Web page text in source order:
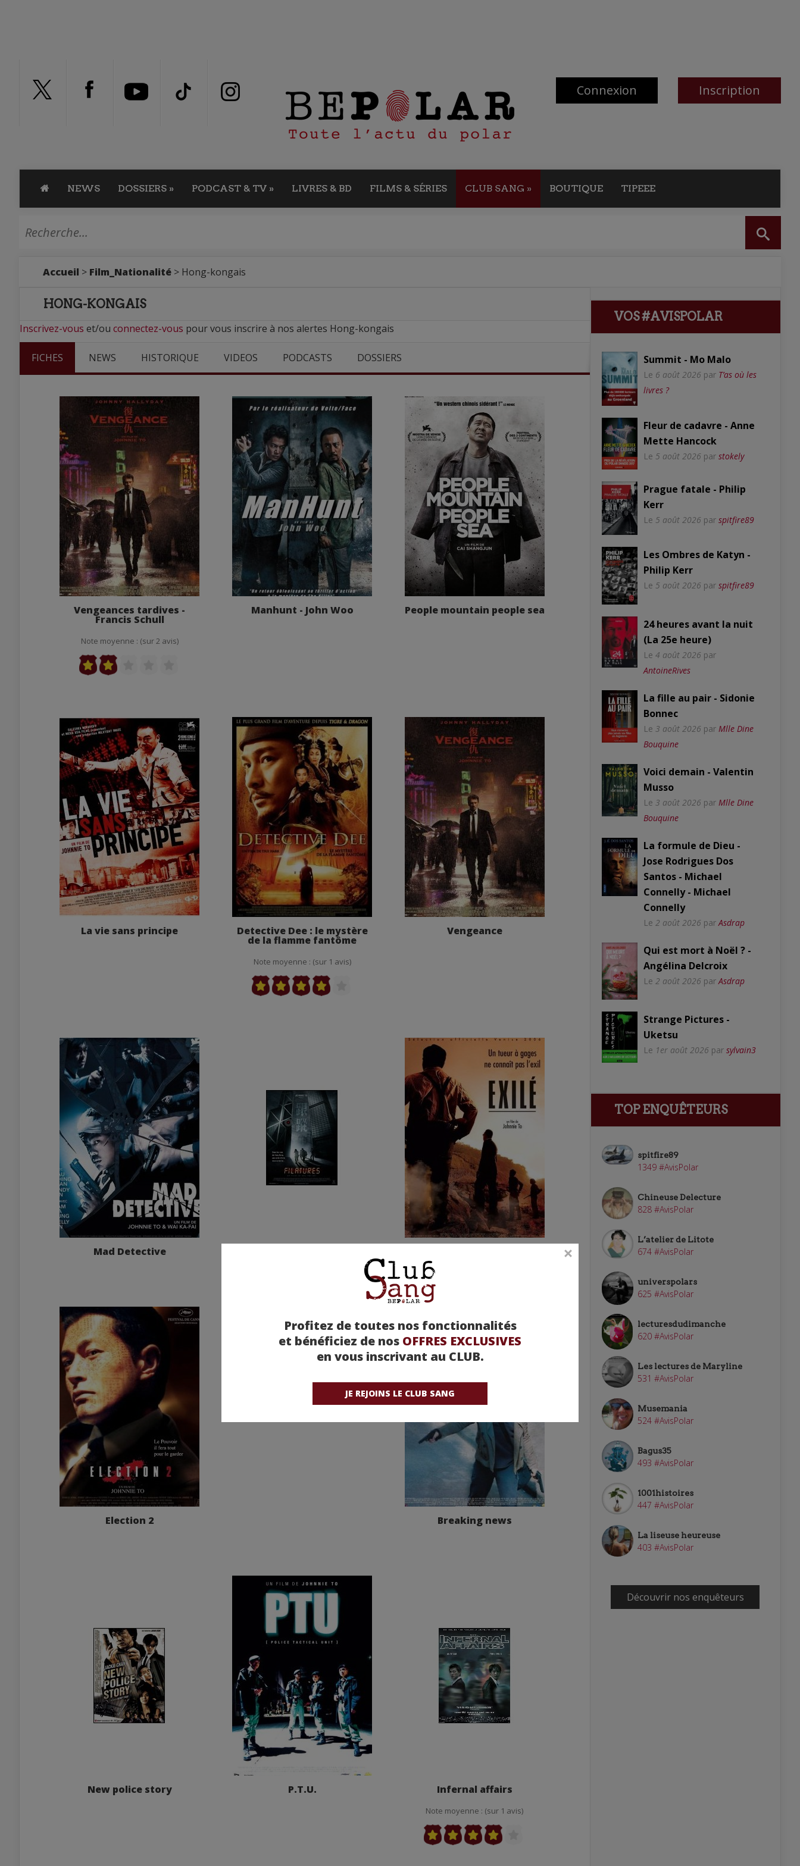
Connexion Inscription
NEWS DOSSIERS » PODCAST & TV » LIVRES & BD FILMS & SÉRIES CLUB SANG » BOUTIQUE TIPEEE
Profitez de toutes nos fonctionnalités
et bénéficiez de nos OFFRES EXCLUSIVES
en vous inscrivant au CLUB.
JE REJOINS LE CLUB SANG
Accueil > Film_Nationalité > Hong-kongais
HONG-KONGAIS
Inscrivez-vous et/ou connectez-vous pour vous inscrire à nos alertes Hong-kongais
FICHES NEWS HISTORIQUE VIDEOS PODCASTS DOSSIERS
Vengeances tardives -
Francis Schull
Note moyenne : (sur 2 avis)
Manhunt - John Woo People mountain people sea
La vie sans principe Detective Dee : le mystère
de la flamme fantôme
Note moyenne : (sur 1 avis)
Vengeance
Mad Detective
Election 2
Election 1
Breaking news
New police story P.T.U. Infernal affairs
Note moyenne : (sur 1 avis)
VOS #AVISPOLAR
Summit - Mo Malo
Le 6 août 2026 par T’as où les
livres ?
Fleur de cadavre - Anne
Mette Hancock
Le 5 août 2026 par stokely
Prague fatale - Philip
Kerr
Le 5 août 2026 par spitfire89
Les Ombres de Katyn -
Philip Kerr
Le 5 août 2026 par spitfire89
24 heures avant la nuit
(La 25e heure)
Le 4 août 2026 par
AntoineRives
La fille au pair - Sidonie
Bonnec
Le 3 août 2026 par Mlle Dine
Bouquine
Voici demain - Valentin
Musso
Le 3 août 2026 par Mlle Dine
Bouquine
La formule de Dieu -
Jose Rodrigues Dos
Santos - Michael
Connelly - Michael
Connelly
Le 2 août 2026 par Asdrap
Qui est mort à Noël ? -
Angélina Delcroix
Le 2 août 2026 par Asdrap
Strange Pictures -
Uketsu
Le 1er août 2026 par sylvain3
TOP ENQUÊTEURS
spitfire89
1349 #AvisPolar
Chineuse Delecture
828 #AvisPolar
L’atelier de Litote
674 #AvisPolar
universpolars
625 #AvisPolar
lecturesdudimanche
620 #AvisPolar
Les lectures de Maryline
531 #AvisPolar
Musemania
524 #AvisPolar
Bagus35
493 #AvisPolar
1001histoires
447 #AvisPolar
La liseuse heureuse
403 #AvisPolar
Découvrir nos enquêteurs